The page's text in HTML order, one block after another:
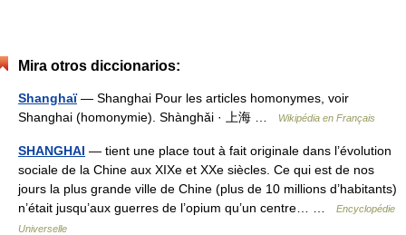
Mira otros diccionarios:
Shanghaï— Shanghai Pour les articles homonymes, voir
Shanghai (homonymie). Shànghǎi · 上海 …
Wikipédia en Français
SHANGHAI — tient une place tout à fait originale dans l’évolution
sociale de la Chine aux XIXe et XXe siècles. Ce qui est de nos
jours la plus grande ville de Chine (plus de 10 millions d’habitants)
n’était jusqu’aux guerres de l’opium qu’un centre… …
Encyclopédie
Universelle